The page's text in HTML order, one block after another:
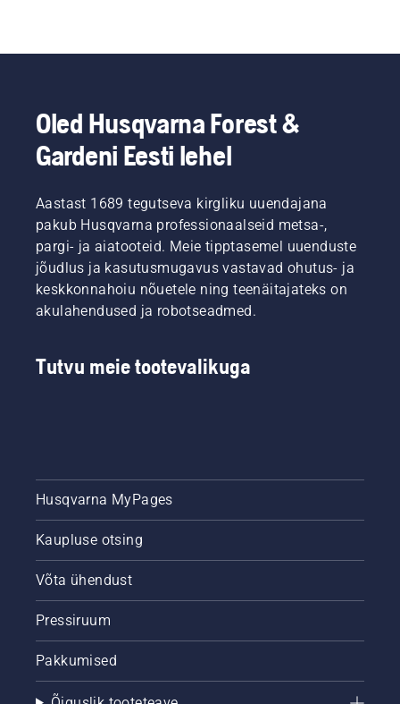
Oled Husqvarna Forest &
Gardeni Eesti lehel
Aastast 1689 tegutseva kirgliku uuendajana
pakub Husqvarna professionaalseid metsa-,
pargi- ja aiatooteid. Meie tipptasemel uuenduste
jõudlus ja kasutusmugavus vastavad ohutus- ja
keskkonnahoiu nõuetele ning teenäitajateks on
akulahendused ja robotseadmed.
Tutvu meie tootevalikuga
Husqvarna MyPages
Kaupluse otsing
Võta ühendust
Pressiruum
Pakkumised